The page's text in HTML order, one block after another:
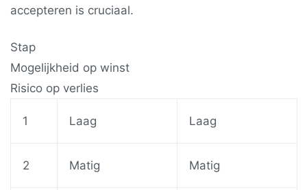
accepteren is cruciaal.
Stap
Mogelijkheid op winst
Risico op verlies
1 Laag Laag
2 Matig Matig